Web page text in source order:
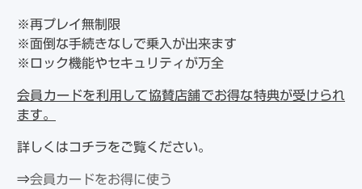
※再プレイ無制限
※面倒な手続きなしで乗入が出来ます
※ロック機能やセキュリティが万全
会員カードを利用して協賛店舗でお得な特典が受けられ
ます。
詳しくはコチラをご覧ください。
⇒会員カードをお得に使う